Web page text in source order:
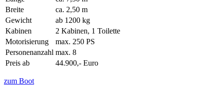
Breite
ca. 2,50 m
Gewicht
ab 1200 kg
Kabinen
2 Kabinen, 1 Toilette
Motorisierung
max. 250 PS
Personenanzahl max. 8
Preis ab
44.900,- Euro
zum Boot